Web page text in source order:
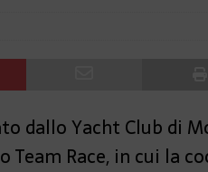
dallo Yacht Club di
Race, in cui la